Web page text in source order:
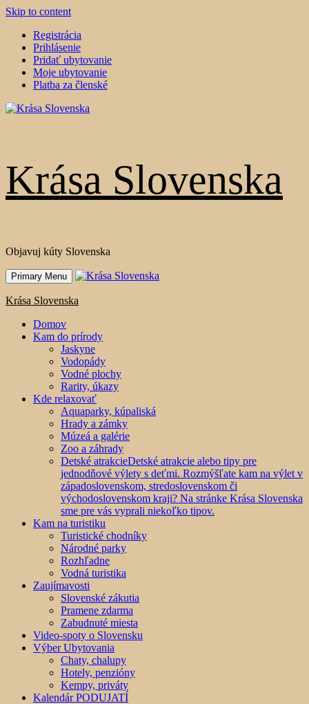
Skip to content
Registrácia
Prihlásenie
Pridať ubytovanie
Moje ubytovanie
Platba za členské
Krása Slovenska
Objavuj kúty Slovenska
Primary Menu
Krása Slovenska
Domov
Kam do prírody
Jaskyne
Vodopády
Vodné plochy
Rarity, úkazy
Kde relaxovať
Aquaparky, kúpaliská
Hrady a zámky
Múzeá a galérie
Zoo a záhrady
Detské atrakcieDetské atrakcie alebo tipy pre
jednodňové výlety s deťmi. Rozmýšľate kam na výlet v
západoslovenskom, stredoslovenskom či
východoslovenskom kraji? Na stránke Krása Slovenska
sme pre vás vyprali niekoľko tipov.
Kam na turistiku
Turistické chodníky
Národné parky
Rozhľadne
Vodná turistika
Zaujímavosti
Slovenské zákutia
Pramene zdarma
Zabudnuté miesta
Video-spoty o Slovensku
Výber Ubytovania
Chaty, chalupy
Hotely, penzióny
Kempy, priváty
Kalendár PODUJATÍ